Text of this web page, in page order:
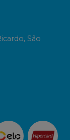
São